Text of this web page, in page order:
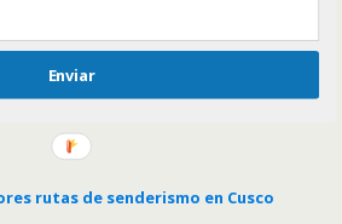
Enviar
rutas de senderismo en Cusco